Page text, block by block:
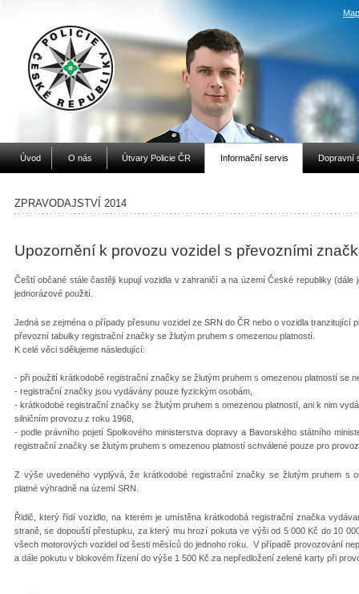
Úvod O nás Útvary Policie ČR Informační servis Dopravní
ZPRAVODAJSTVÍ 2014
Upozornění k provozu vozidel s převozními
Čeští občané stále častěji kupují vozidla v zahraničí a na území České republiky
jednorázové použití.
Jedná se zejména o případy přesunu vozidel ze SRN do ČR nebo o vozidla tranzitující
převozní tabulky registrační značky se žlutým pruhem s omezenou platností.
K celé věci sdělujeme následující:
- při použití krátkodobé registrační značky se žlutým pruhem s omezenou platností se
- registrační značky jsou vydávány pouze fyzickým osobám,
- krátkodobé registrační značky se žlutým pruhem s omezenou platností, ani k nim
silničním provozu z roku 1968,
- podle právního pojetí Spolkového ministerstva dopravy a Bavorského státního
registrační značky se žlutým pruhem s omezenou platností schválené pouze pro
Z výše uvedeného vyplývá, že krátkodobé registrační značky se žlutým pruhem s
platné výhradně na území SRN.
Řidič, který řídí vozidlo, na kterém je umístěna krátkodobá registrační značka
straně, se dopouští přestupku, za který mu hrozí pokuta ve výši od 5 000 Kč do 10
všech motorových vozidel od šesti měsíců do jednoho roku. V případě provozování
a dále pokutu v blokovém řízení do výše 1 500 Kč za nepředložení zelené karty při